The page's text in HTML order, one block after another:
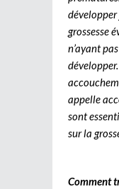
développer
grossesse
n’ayant
appelle
sont
sur la
Comment